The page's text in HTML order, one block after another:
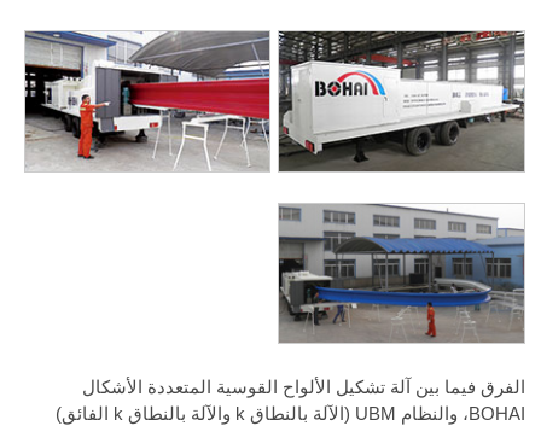
الفرق فيما بين آلة تشكيل الألواح القوسية المتعددة الأشكال
BOHAI، والنظام UBM (الآلة بالنطاق k والآلة بالنطاق k الفائق)